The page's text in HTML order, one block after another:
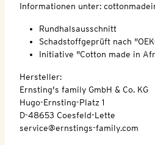
Informationen unter:
Rundhalsausschnitt
Schadstoffgeprüft nach
Initiative "Cotton made in
Hersteller:
Ernsting's family GmbH & Co. KG
Hugo-Ernsting-Platz 1
D-48653 Coesfeld-Lette
service@ernstings-family.com